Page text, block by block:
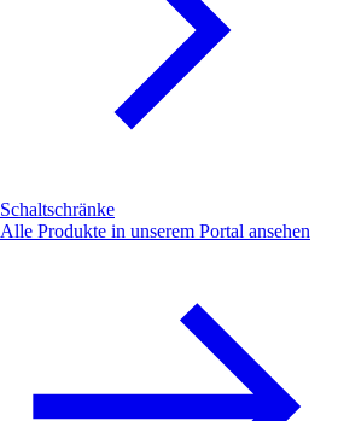
Schaltschränke
Alle Produkte in unserem Portal ansehen